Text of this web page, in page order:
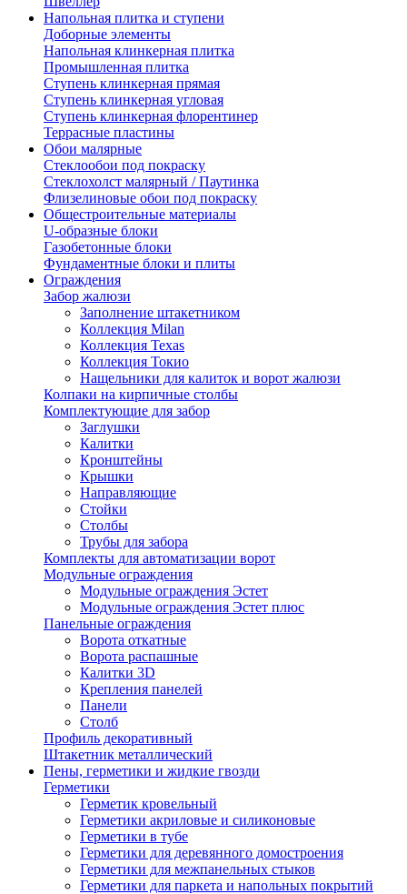
Напольная плитка и ступени
Доборные элементы
Напольная клинкерная плитка
Промышленная плитка
Ступень клинкерная прямая
Ступень клинкерная угловая
Ступень клинкерная флорентинер
Террасные пластины
Обои малярные
Стеклообои под покраску
Стеклохолст малярный / Паутинка
Флизелиновые обои под покраску
Общестроительные материалы
U-образные блоки
Газобетонные блоки
Фундаментные блоки и плиты
Ограждения
Забор жалюзи
Заполнение штакетником
Коллекция Milan
Коллекция Texas
Коллекция Токио
Нащельники для калиток и ворот жалюзи
Колпаки на кирпичные столбы
Комплектующие для забор
Заглушки
Калитки
Кронштейны
Крышки
Направляющие
Стойки
Столбы
Трубы для забора
Комплекты для автоматизации ворот
Модульные ограждения
Модульные ограждения Эстет
Модульные ограждения Эстет плюс
Панельные ограждения
Ворота откатные
Ворота распашные
Калитки 3D
Крепления панелей
Панели
Столб
Профиль декоративный
Штакетник металлический
Пены, герметики и жидкие гвозди
Герметики
Герметик кровельный
Герметики акриловые и силиконовые
Герметики в тубе
Герметики для деревянного домостроения
Герметики для межпанельных стыков
Герметики для паркета и напольных покрытий